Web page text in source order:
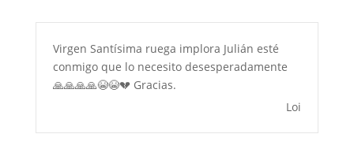
Virgen Santísima ruega implora Julián esté
conmigo que lo necesito desesperadamente
🙏🙏🙏🙏😭😭💔 Gracias.
Loi